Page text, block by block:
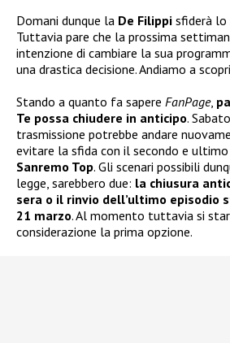
Domani dunque la De Filippi sfiderà
Tuttavia pare che la prossima
intenzione di cambiare la sua
una drastica decisione. Andiamo a
Stando a quanto fa sapere FanPage,
Te possa chiudere in anticipo.
trasmissione potrebbe andare
evitare la sfida con il secondo e
Sanremo Top. Gli scenari possibili
legge, sarebbero due: la chiusura
sera o il rinvio dell’ultimo episodio
21 marzo. Al momento tuttavia si
considerazione la prima opzione.